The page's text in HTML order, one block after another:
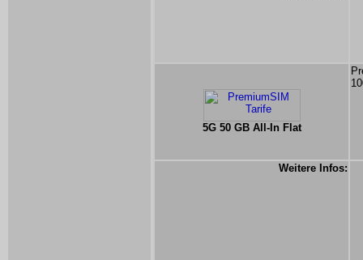
5G 50 GB All-In Flat
Weitere Infos: